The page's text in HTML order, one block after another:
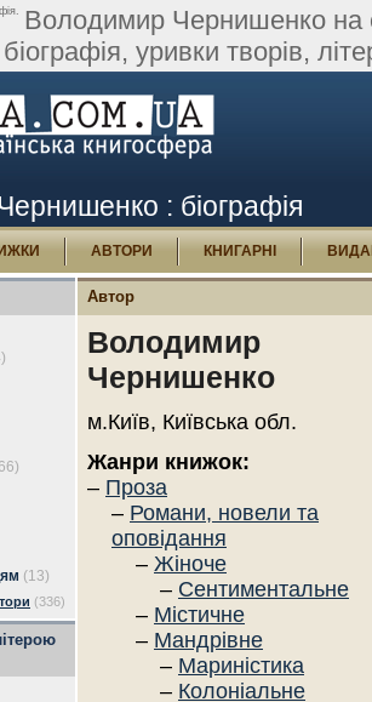
Володимир Чернишенко на
уривки творів,
: біографія
АВТОРИ КНИГАРНІ
(13)
(336)
Автор
Володимир
Чернишенко
м.Київ, Київська обл.
Жанри книжок:
– Проза
– Романи, новели та
оповідання
– Жіноче
– Сентиментальне
– Містичне
– Мандрівне
– Мариністика
– Колоніальне